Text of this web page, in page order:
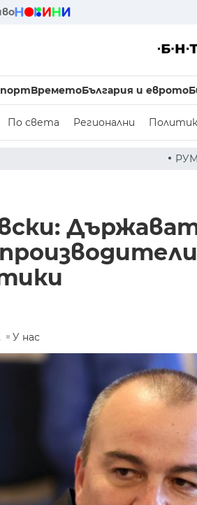
ВреметоБългария и еврото
По света Регионални
РУМЕН РАДЕВ СЛЕД
У нас